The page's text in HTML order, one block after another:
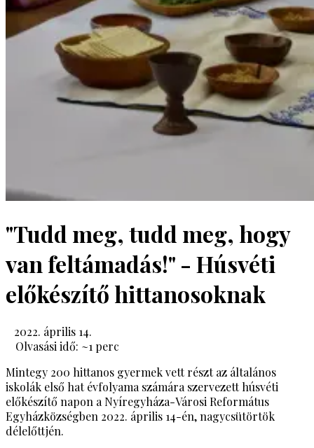
"Tudd meg, tudd meg, hogy
van feltámadás!" - Húsvéti
előkészítő hittanosoknak
2022. április 14.
Olvasási idő: ~1 perc
Mintegy 200 hittanos gyermek vett részt az általános
iskolák első hat évfolyama számára szervezett húsvéti
előkészítő napon a Nyíregyháza-Városi Református
Egyházközségben 2022. április 14-én, nagycsütörtök
délelőttjén.